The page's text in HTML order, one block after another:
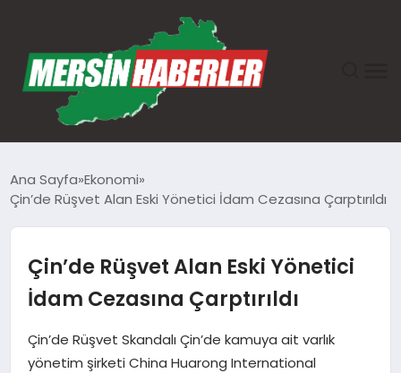
GÜNDEM
EKONOMI
SAĞLIK
TEKNOLOJI
Ana Sayfa Ekonomi
Çin’de Rüşvet Alan Eski Yönetici İdam Cezasına Çarptırıldı
Çin’de Rüşvet Alan Eski Yönetici
İdam Cezasına Çarptırıldı
Çin’de Rüşvet Skandalı Çin’de kamuya ait varlık
yönetim şirketi China Huarong International